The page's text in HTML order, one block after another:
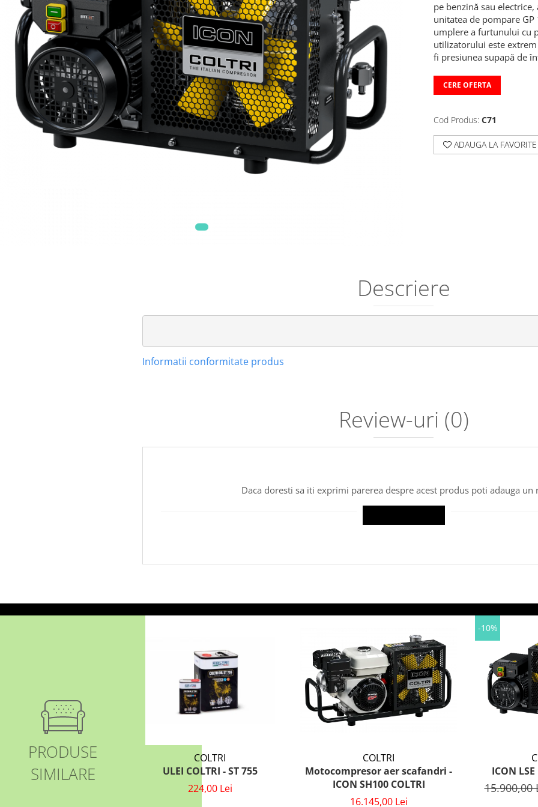
Veste BCD
pe benzină sau
unitatea de pompare
umplere a furtunului cu
utilizatorului este
fi presiunea supapă de
CERE OFERTA
Cod Produs: C71
ADAUGA LA FAVORITE
Descriere
Informatii conformitate produs
Review-uri (0)
Daca doresti sa iti exprimi parerea despre acest produs poti adauga un
PRODUSE
SIMILARE
COLTRI
ULEI COLTRI - ST 755
224,00 Lei
COLTRI
Motocompresor aer scafandri -
ICON SH100 COLTRI
16.145,00 Lei
-10%
ICON
15.900,00